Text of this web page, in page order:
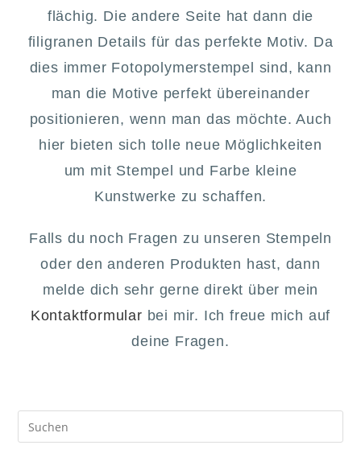
flächig. Die andere Seite hat dann die
filigranen Details für das perfekte Motiv. Da
dies immer Fotopolymerstempel sind, kann
man die Motive perfekt übereinander
positionieren, wenn man das möchte. Auch
hier bieten sich tolle neue Möglichkeiten
um mit Stempel und Farbe kleine
Kunstwerke zu schaffen.
Falls du noch Fragen zu unseren Stempeln
oder den anderen Produkten hast, dann
melde dich sehr gerne direkt über mein
Kontaktformular bei mir. Ich freue mich auf
deine Fragen.